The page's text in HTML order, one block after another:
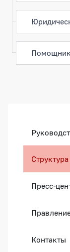
Структура
Пресс-
Контакты